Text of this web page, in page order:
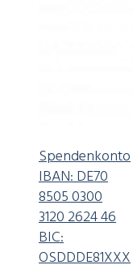
Spendenkonto
IBAN: DE70
8505 0300
3120 2624 46
BIC:
OSDDDE81XXX